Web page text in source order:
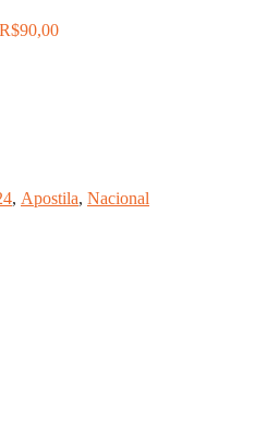
R$90,00
, Apostila, Nacional